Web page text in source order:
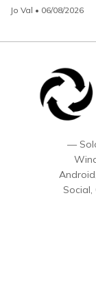
Jo Val • 06/08/2026
—